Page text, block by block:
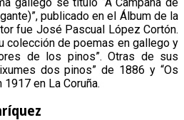
gallego se tituló “A Campana de
publicado en el Álbum de la
fue José Pascual López Cortón.
colección de poemas en gallego y
de los pinos”. Otras de sus
dos pinos” de 1886 y “Os
1917 en La Coruña.